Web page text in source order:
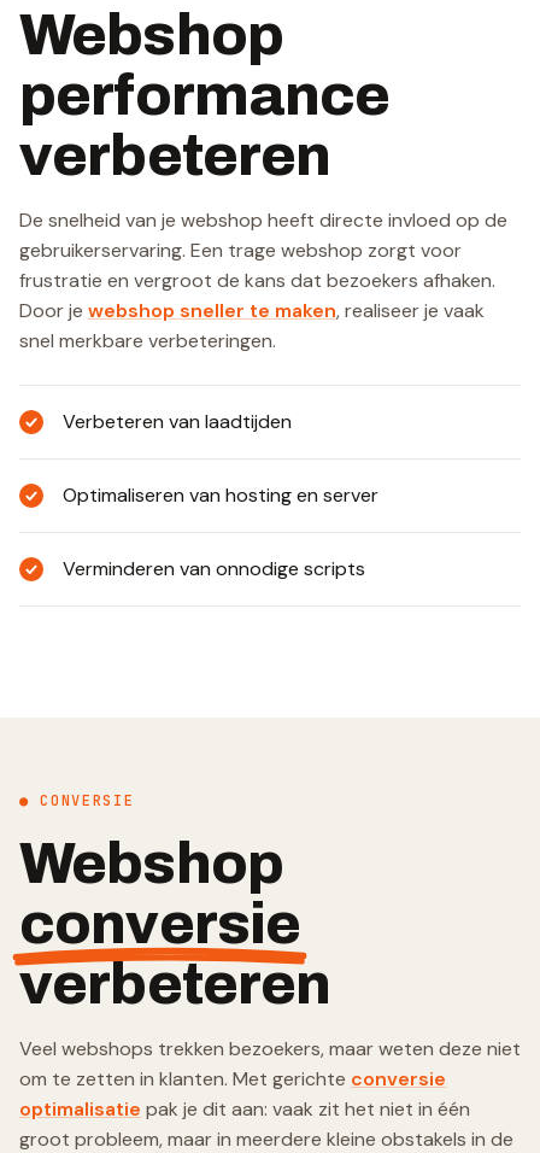
Webshop
performance
verbeteren
De snelheid van je webshop heeft directe invloed op de
gebruikerservaring. Een trage webshop zorgt voor
frustratie en vergroot de kans dat bezoekers afhaken.
Door je webshop sneller te maken, realiseer je vaak
snel merkbare verbeteringen.
Verbeteren van laadtijden
Optimaliseren van hosting en server
Verminderen van onnodige scripts
● CONVERSIE
Webshop
conversie
verbeteren
Veel webshops trekken bezoekers, maar weten deze niet
om te zetten in klanten. Met gerichte conversie
optimalisatie pak je dit aan: vaak zit het niet in één
groot probleem, maar in meerdere kleine obstakels in de